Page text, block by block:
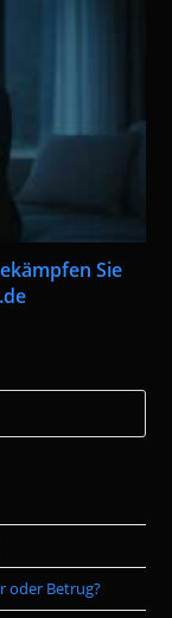
Sie
the
oder Betrug?